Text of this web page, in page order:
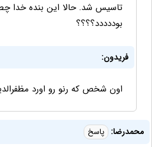
تاسیس شد. حالا این بنده خدا
بوددددد؟؟؟؟
فریدون:
اون شخص که رنو رو اورد
محمدرضا: پاسخ